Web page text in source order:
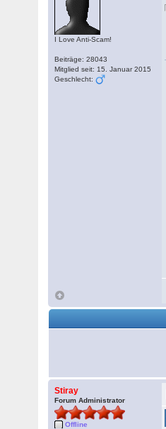
I Love Anti-Scam!
Beiträge: 28043
Mitglied seit: 15. Januar 2015
Geschlecht:
Stiray
Forum Administrator
Offline